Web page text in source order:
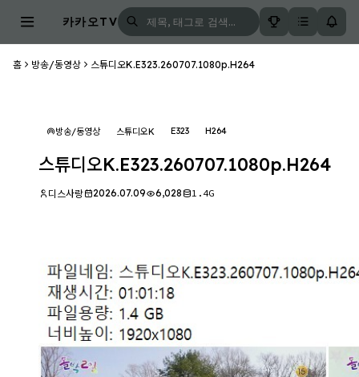
카카오TV
홈 방송/동영상 스튜디오K.E323.260707.1080p.H264
방송/동영상 스튜디오K E323 H264
스튜디오K.E323.260707.1080p.H264
디스사랑 2026.07.09 6,028 1.4G